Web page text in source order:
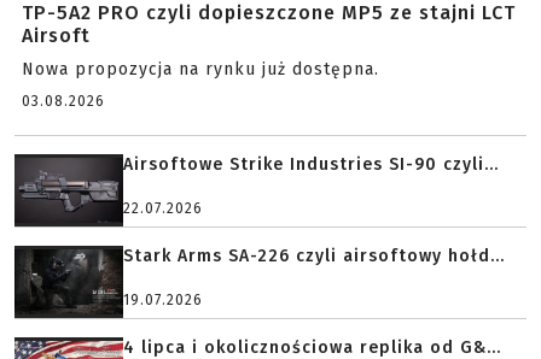
TP-5A2 PRO czyli dopieszczone MP5 ze stajni LCT
Airsoft
Nowa propozycja na rynku już dostępna.
03.08.2026
Airsoftowe Strike Industries SI-90 czyli...
22.07.2026
Stark Arms SA-226 czyli airsoftowy hołd...
19.07.2026
4 lipca i okolicznościowa replika od G&...